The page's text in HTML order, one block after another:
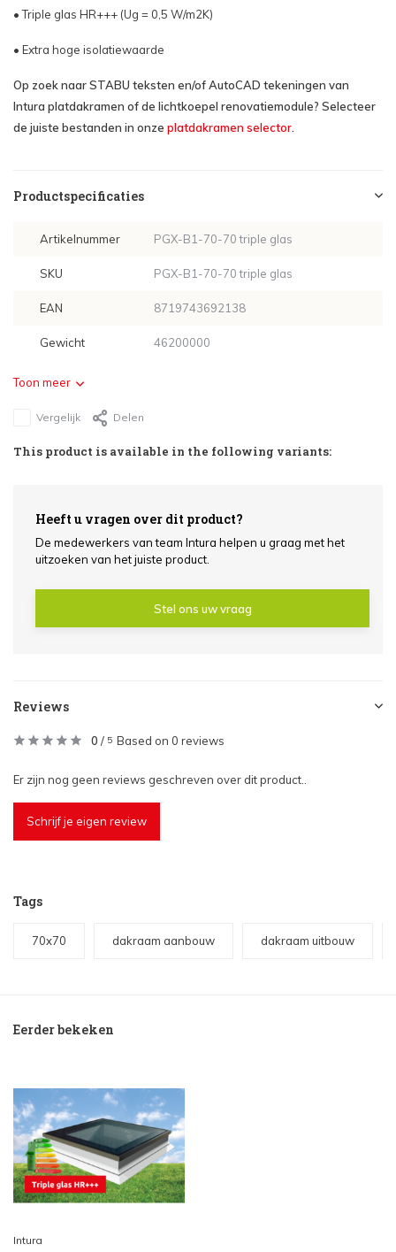
• Triple glas HR+++ (Ug = 0,5 W/m2K)
• Extra hoge isolatiewaarde
Op zoek naar STABU teksten en/of AutoCAD tekeningen van
Intura platdakramen of de lichtkoepel renovatiemodule? Selecteer
de juiste bestanden in onze platdakramen selector
Productspecificaties
Artikelnummer PGX-B1-70-70 triple glas
SKU PGX-B1-70-70 triple glas
EAN 8719743692138
Gewicht 46200000
Toon meer
Vergelijk Delen
This product is available in the following variants:
Heeft u vragen over dit product?
De medewerkers van team Intura helpen u graag met het
uitzoeken van het juiste product.
Stel ons uw vraag
Reviews
0 / 5 Based on 0 reviews
Er zijn nog geen reviews geschreven over dit product..
Schrijf je eigen review
Tags
70x70 dakraam aanbouw dakraam uitbouw
Eerder bekeken
Intura